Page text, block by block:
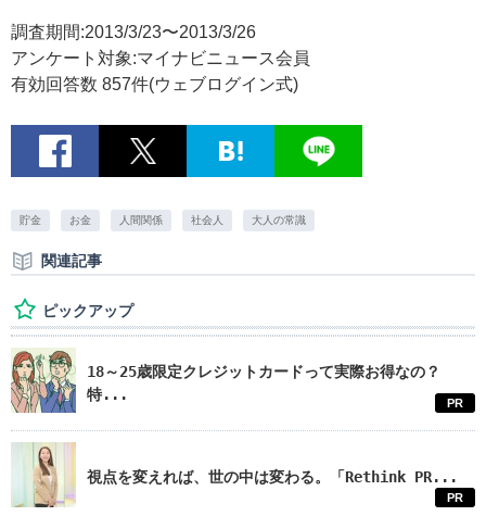
調査期間:2013/3/23〜2013/3/26
アンケート対象:マイナビニュース会員
有効回答数 857件(ウェブログイン式)
貯金 お金 人間関係 社会人 大人の常識
関連記事
ピックアップ
18～25歳限定クレジットカードって実際お得なの？
特...
PR
視点を変えれば、世の中は変わる。「Rethink PR...
PR